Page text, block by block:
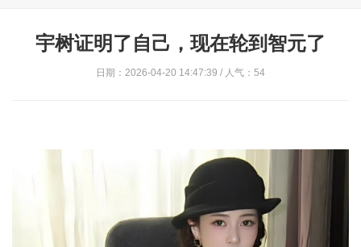
宇树证明了自己，现在轮到智元了
日期：2026-04-20 14:47:39 / 人气：54